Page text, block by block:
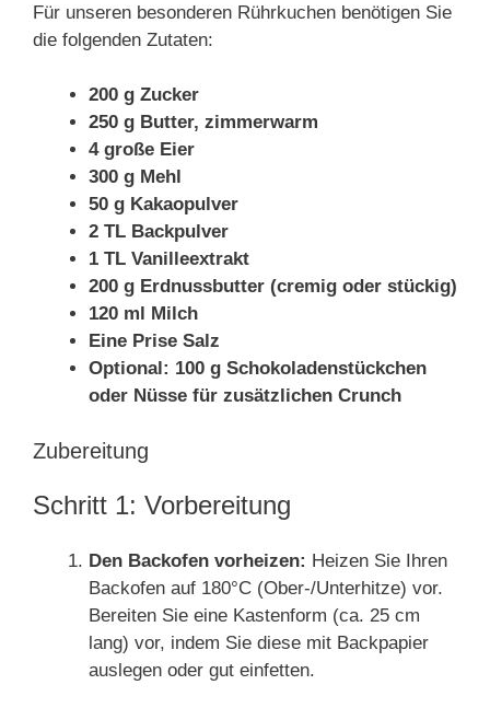
Für unseren besonderen Rührkuchen benötigen Sie
die folgenden Zutaten:
200 g Zucker
250 g Butter, zimmerwarm
4 große Eier
300 g Mehl
50 g Kakaopulver
2 TL Backpulver
1 TL Vanilleextrakt
200 g Erdnussbutter (cremig oder stückig)
120 ml Milch
Eine Prise Salz
Optional: 100 g Schokoladenstückchen
oder Nüsse für zusätzlichen Crunch
Zubereitung
Schritt 1: Vorbereitung
Den Backofen vorheizen: Heizen Sie Ihren
Backofen auf 180°C (Ober-/Unterhitze) vor.
Bereiten Sie eine Kastenform (ca. 25 cm
lang) vor, indem Sie diese mit Backpapier
auslegen oder gut einfetten.